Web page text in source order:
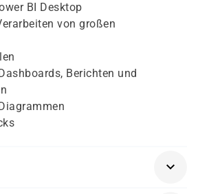
BI Desktop
von großen
Berichten und